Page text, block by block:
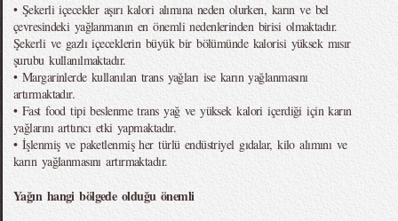
• Şekerli içecekler aşırı kalori alımına neden olurken, karın ve bel
çevresindeki yağlanmanın en önemli nedenlerinden birisi olmaktadır.
Şekerli ve gazlı içeceklerin büyük bir bölümünde kalorisi yüksek mısır
şurubu kullanılmaktadır.
• Margarinlerde kullanılan trans yağları ise karın yağlanmasını
artırmaktadır.
• Fast food tipi beslenme trans yağ ve yüksek kalori içerdiği için karın
yağlarını arttırıcı etki yapmaktadır.
• İşlenmiş ve paketlenmiş her türlü endüstriyel gıdalar, kilo alımını ve
karın yağlanmasını artırmaktadır.
Yağın hangi bölgede olduğu önemli